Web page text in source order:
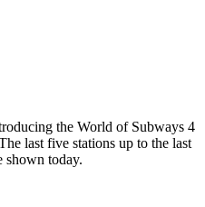
the World of Subways 4
last five stations up to the last
shown today.